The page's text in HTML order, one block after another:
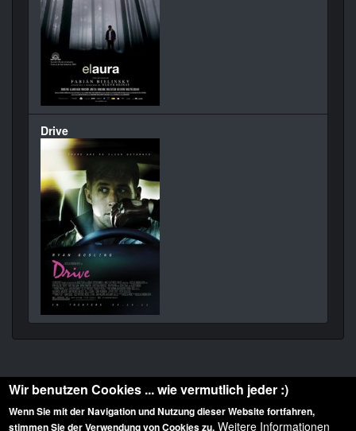
Drive
Wir benutzen Cookies ... wie vermutlich jeder :)
Wenn Sie mit der Navigation und Nutzung dieser Website fortfahren,
stimmen Sie der Verwendung von Cookies zu. Weitere Informationen